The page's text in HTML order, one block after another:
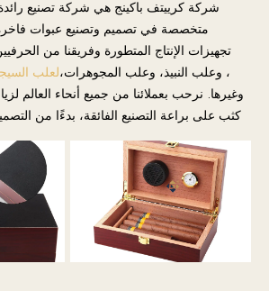
متخصصة في تصميم وتصنيع عبوات
تجهيزات الإنتاج المتطورة وفريقنا من
لعلب، وعلب النبيذ، وعلب المجوهرات،
وغيرها. نرحب بعملائنا من جميع أنحاء العالم
كثب على براعة التصنيع الفائقة، بدءًا من